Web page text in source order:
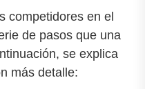
competidores en el
de pasos que una
se explica
más detalle: